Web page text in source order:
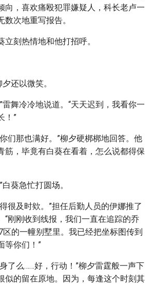
向，喜欢痛殴犯罪嫌疑人，科长老卢一
次地重写报告。
刻热情地和他打招呼。
还以微笑。
雷舞冷冷地说道。“天天迟到，我看你一
！”
们那也满好。”柳夕硬梆梆地回答。他
筋，毕竟有白葵在看着，怎么说都得保
葵急忙打圆场。
很及时欸。”担任后勤人员的伊娜推了
“刚刚收到线报，我们一直在追踪的乔
的一幢别墅里。我已经把坐标图传到
等你们！”
了么……好，行动！”柳夕雷霆般一声下
似的留在原地。因为，每逢这个时刻其